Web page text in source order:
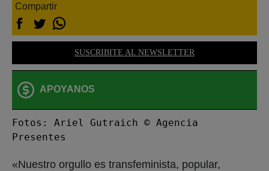
Compartir
SUSCRIBITE AL NEWSLETTER
APOYANOS
Fotos: Ariel Gutraich © Agencia
Presentes
«Nuestro orgullo es transfeminista, popular,